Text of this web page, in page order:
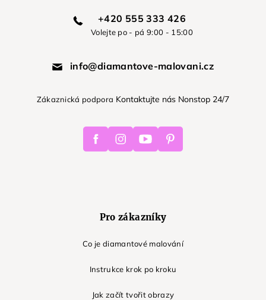
+420 555 333 426
Volejte po - pá 9:00 - 15:00
info@diamantove-malovani.cz
Zákaznická podpora Kontaktujte nás Nonstop 24/7
FacebookInstagramYoutube Pinterest
Pro zákazníky
Co je diamantové malování
Instrukce krok po kroku
Jak začít tvořit obrazy